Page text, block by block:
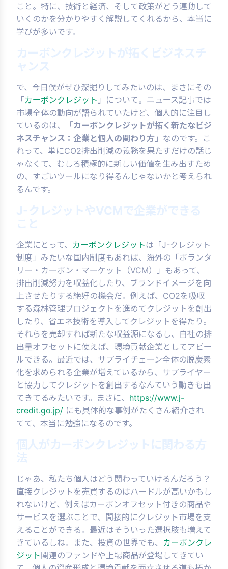
こと。特に、技術と経済、そして政策がどう連動して
いくのかを分かりやすく解説してくれるから、本当に
学びが多いです。
カーボンクレジットが拓くビジネスチ
ャンス
で、今日僕がぜひ深掘りしてみたいのは、まさにその
「カーボンクレジット 」について。ニュース記事では
市場全体の動向が語られていたけど、個人的に注目し
ているのは、
「カーボンクレジットが拓く新たなビジ
ネスチャンス：企業と個人の関わり方」 なのです。こ
れって、単にCO2排出削減の義務を果たすだけの話じ
ゃなくて、むしろ積極的に新しい価値を生み出すため
の、すごいツールになり得るんじゃないかと考えられ
るんです。
J-クレジットやVCMで企業ができる
こと
企業にとって、 カーボンクレジット は「J-クレジット
制度」みたいな国内制度もあれば、海外の「ボランタ
リー・カーボン・マーケット（VCM）」もあって、
排出削減努力を収益化したり、ブランドイメージを向
上させたりする絶好の機会だ。例えば、CO2を吸収
する森林管理プロジェクトを進めてクレジットを創出
したり、省エネ技術を導入してクレジットを得たり。
それらを売却すれば新たな収益源になるし、自社の排
出量オフセットに使えば、環境貢献企業としてアピー
ルできる。最近では、サプライチェーン全体の脱炭素
化を求められる企業が増えているから、サプライヤー
と協力してクレジットを創出するなんていう動きも出
てきてるみたいです。まさに、 https://www.j-
credit.go.jp/ にも具体的な事例がたくさん紹介され
てて、本当に勉強になるのです。
個人がカーボンクレジットに関わる方
法
じゃあ、私たち個人はどう関わっていけるんだろう？
直接クレジットを売買するのはハードルが高いかもし
れないけど、例えばカーボンオフセット付きの商品や
サービスを選ぶことで、間接的にクレジット市場を支
えることができる。最近はそういった選択肢も増えて
きているしね。また、投資の世界でも、 カーボンクレ
ジット 関連のファンドや上場商品が登場してきてい